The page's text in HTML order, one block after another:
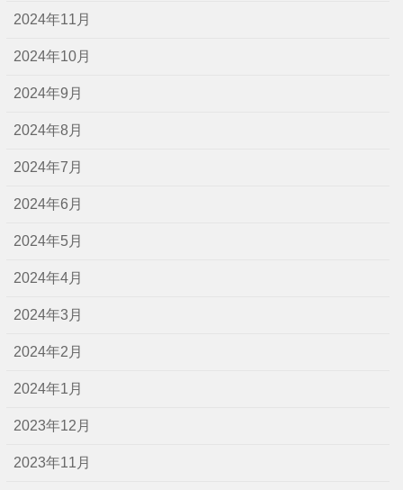
2024年11月
2024年10月
2024年9月
2024年8月
2024年7月
2024年6月
2024年5月
2024年4月
2024年3月
2024年2月
2024年1月
2023年12月
2023年11月